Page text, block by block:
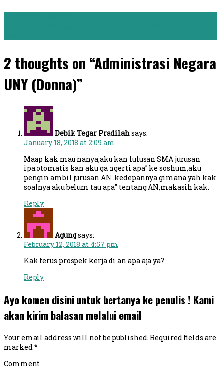
2 thoughts on “Administrasi Negara
UNY (Donna)”
Debik Tegar Pradilahsays:
January 18, 2018 at 2:09 am
Maap kak mau nanya,aku kan lulusan SMA jurusan
ipa.otomatis kan aku ga ngerti apa” ke soshum,aku
pengin ambil jurusan AN .kedepannya gimana yah kak
soalnya aku belum tau apa” tentang AN,makasih kak.
Reply
Agungsays:
February 12, 2018 at 4:57 pm
Kak terus prospek kerja di an apa aja ya?
Reply
Ayo komen disini untuk bertanya ke penulis ! Kami
akan kirim balasan melalui email
Your email address will not be published. Required fields are
marked *
Comment